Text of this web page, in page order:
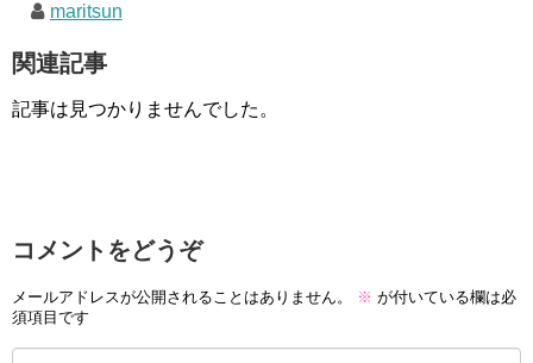
maritsun
関連記事
記事は見つかりませんでした。
コメントをどうぞ
メールアドレスが公開されることはありません。 ※ が付いている欄は必
須項目です